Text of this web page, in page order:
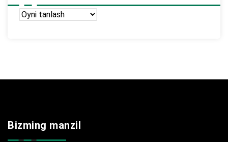
Arxir
Bizming manzil